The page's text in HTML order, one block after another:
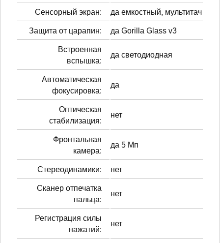
Сенсорный экран: да емкостный, мультитач
Защита от царапин: да Gorilla Glass v3
Встроенная
вспышка:
да светодиодная
Автоматическая
фокусировка:
да
Оптическая
стабилизация:
нет
Фронтальная
камера:
да 5 Мп
Стереодинамики: нет
Сканер отпечатка
пальца:
нет
Регистрация силы
нажатий:
нет